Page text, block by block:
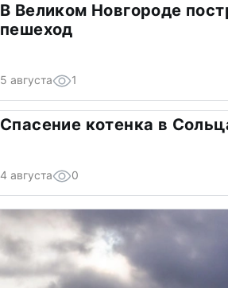
В Великом Новгороде
пешеход
5 августа 1
Спасение котенка в
4 августа 0